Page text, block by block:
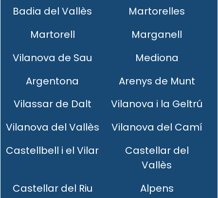
Badia del Vallès
Martorelles
Martorell
Marganell
Vilanova de Sau
Mediona
Argentona
Arenys de Munt
Vilassar de Dalt
Vilanova i la Geltrú
Vilanova del Vallès
Vilanova del Camí
Castellbell i el Vilar
Castellar del
Vallès
Castellar del Riu
Alpens